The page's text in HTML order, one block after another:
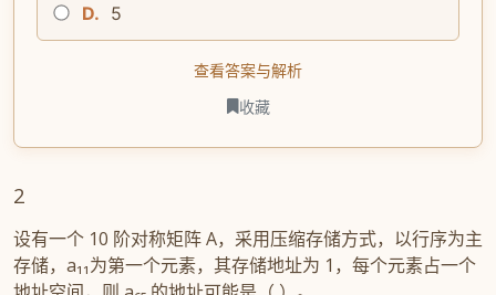
D. 5
查看答案与解析
收藏
2
设有一个 10 阶对称矩阵 A，采用压缩存储方式，以行序为主
存储，a₁₁为第一个元素，其存储地址为 1，每个元素占一个